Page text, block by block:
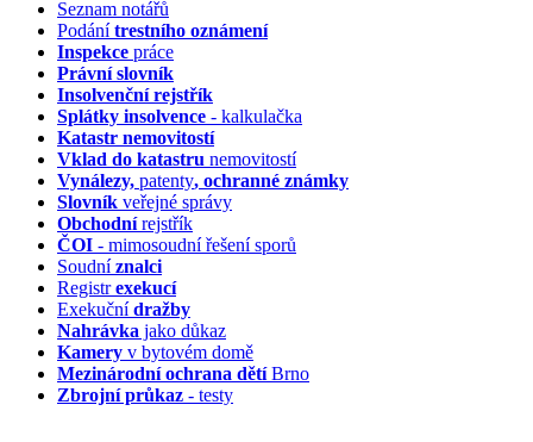
Seznam notářů
Podánítrestního oznámení
Inspekce práce
Právní slovník
Insolvenčnírejstřík
Splátky insolvence - kalkulačka
Katastr nemovitostí
Vklad do katastru nemovitostí
Vynálezy, patenty, ochranné známky
Slovník veřejné správy
Obchodnírejstřík
ČOI - mimosoudní řešení sporů
Soudníznalci
Registrexekucí
Exekučnídražby
Nahrávka jako důkaz
Kamery v bytovém domě
Mezinárodní ochrana dětíBrno
Zbrojní průkaz - testy